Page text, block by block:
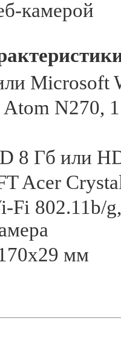
камерой
Microsoft
Atom N270,
8 Гб или
Acer
Fi 802.11b/
мм